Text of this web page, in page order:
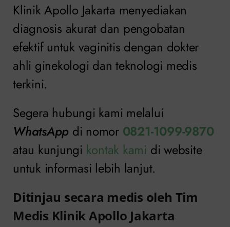
Klinik Apollo Jakarta menyediakan
diagnosis akurat dan pengobatan
efektif untuk vaginitis dengan dokter
ahli ginekologi dan teknologi medis
terkini.
Segera hubungi kami melalui
WhatsApp di nomor 0821-1099-9870
atau kunjungi kontak kami di website
untuk informasi lebih lanjut.
Ditinjau secara medis oleh Tim
Medis Klinik Apollo Jakarta